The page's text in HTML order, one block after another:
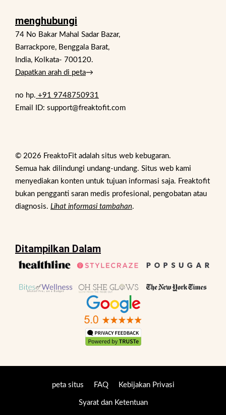
menghubungi
74 No Bakar Mahal Sadar Bazar,
Barrackpore, Benggala Barat,
India, Kolkata- 700120.
Dapatkan arah di peta→
no hp. +91 9748750931
Email ID: support@freaktofit.com
© 2026 FreaktoFit adalah situs web kebugaran.
Semua hak dilindungi undang-undang. Situs web kami
menyediakan konten untuk tujuan informasi saja. Freaktofit
bukan pengganti saran medis profesional, pengobatan atau
diagnosis. Lihat informasi tambahan.
Ditampilkan Dalam
peta situs FAQ Kebijakan Privasi
Syarat dan Ketentuan